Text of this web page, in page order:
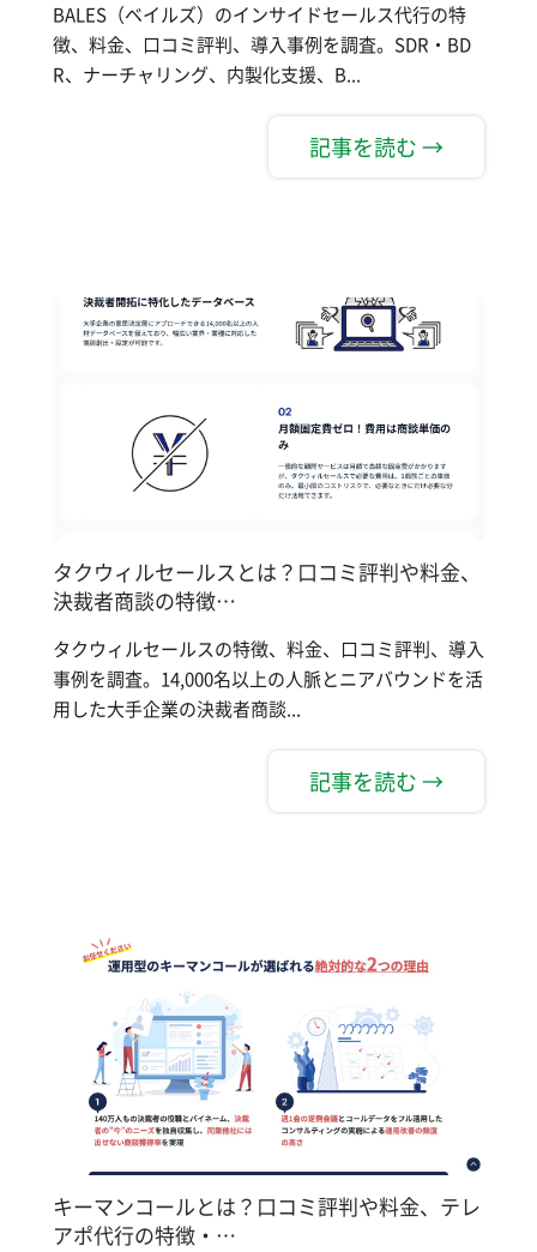
BALES（ベイルズ）のインサイドセールス代行の特
徴、料金、口コミ評判、導入事例を調査。SDR・BD
R、ナーチャリング、内製化支援、B...
記事を読む →
タクウィルセールスとは？口コミ評判や料金、
決裁者商談の特徴…
タクウィルセールスの特徴、料金、口コミ評判、導入
事例を調査。14,000名以上の人脈とニアバウンドを活
用した大手企業の決裁者商談...
記事を読む →
キーマンコールとは？口コミ評判や料金、テレ
アポ代行の特徴・…